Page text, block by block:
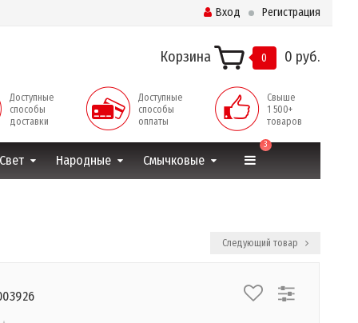
Вход Регистрация
Корзина 0 0 руб.
Доступные
способы
доставки
Доступные
способы
оплаты
Свыше
1 500+
товаров
Свет Народные Смычковые
3
Следующий товар